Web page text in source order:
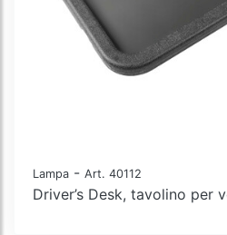
Lampa - Art. 40112
Driver’s Desk, tavolino per